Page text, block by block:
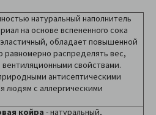
натуральный наполнитель
на основе вспененного сока
обладает повышенной
равномерно распределять вес,
свойствами.
антисептическими
людям с аллергическими
койра - натуральный,